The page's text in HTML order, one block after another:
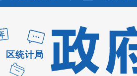
区统计局